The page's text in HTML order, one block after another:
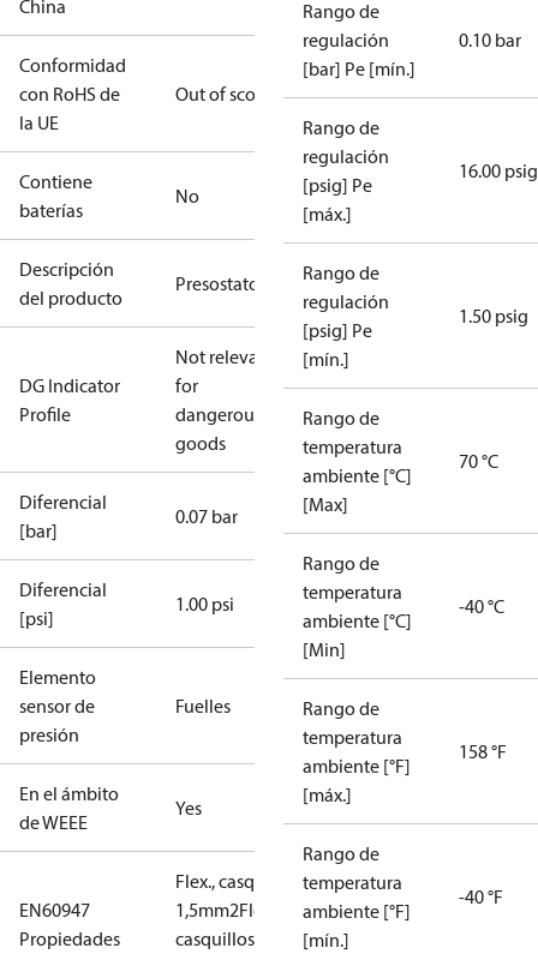
China
Conformidad
con RoHS de
la UE
Out of scope
Contiene
baterías
No
Descripción
del producto
Presostato
DG Indicator
Profile
Not relevant
for
dangerous
goods
Diferencial
[bar]
0.07 bar
Diferencial
[psi]
1.00 psi
Elemento
sensor de
presión
Fuelles
En el ámbito
de WEEE
Yes
EN60947
Propiedades
Flex., casquillos: 0,2-
1,5mm2Flex., sin
casquillos: 0,2-
Rango de
regulación
[bar] Pe [mín.]
0.10 bar
Rango de
regulación
[psig] Pe
[máx.]
16.00 psig
Rango de
regulación
[psig] Pe
[mín.]
1.50 psig
Rango de
temperatura
ambiente [°C]
[Max]
70 °C
Rango de
temperatura
ambiente [°C]
[Min]
-40 °C
Rango de
temperatura
ambiente [°F]
[máx.]
158 °F
Rango de
temperatura
ambiente [°F]
[mín.]
-40 °F